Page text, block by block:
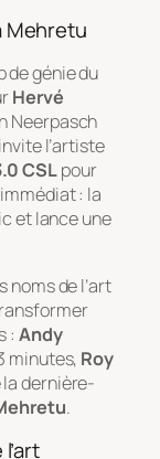
Mehretu
de génie du
Hervé
Neerpasch
l’artiste
CSLpour
: la
et lance une
noms de l’art
: Andy
minutes, Roy
la dernière-
.